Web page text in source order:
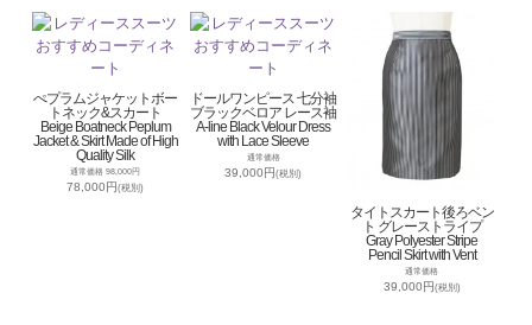
ぺプラムジャケットボー
トネック&スカート
Beige Boatneck Peplum
Jacket & Skirt Made of High
Quality Silk
通常価格 98,000円
78,000円(税別)
ドールワンピース 七分袖
ブラックベロア レース袖
A-line Black Velour Dress
with Lace Sleeve
通常価格
39,000円(税別)
タイトスカート後ろベン
ト グレーストライプ
Gray Polyester Stripe
Pencil Skirt with Vent
通常価格
39,000円(税別)